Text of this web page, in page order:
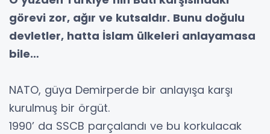
görevi zor, ağır ve kutsaldır. Bunu doğulu
devletler, hatta İslam ülkeleri anlayamasa
bile…
NATO, güya Demirperde bir anlayışa karşı
kurulmuş bir örgüt.
1990’ da SSCB parçalandı ve bu korkulacak